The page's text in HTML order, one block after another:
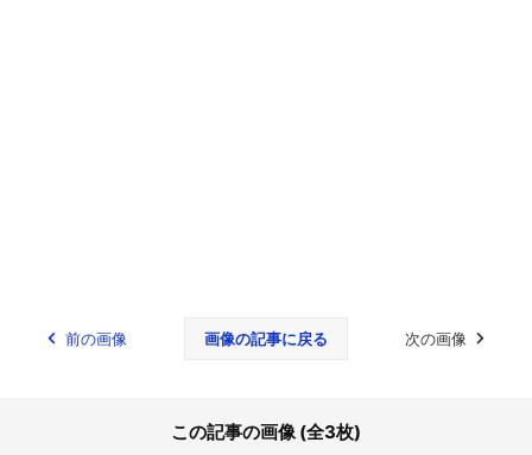
前の画像 画像の記事に戻る 次の画像
この記事の画像 (全3枚)